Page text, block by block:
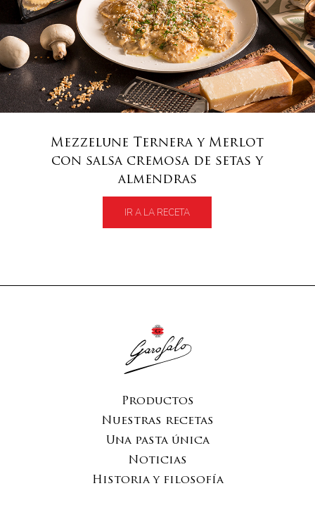
Mezzelune Ternera y Merlot
con salsa cremosa de setas y
almendras
IR A LA RECETA
Productos
Nuestras recetas
Una pasta única
Noticias
Historia y filosofía